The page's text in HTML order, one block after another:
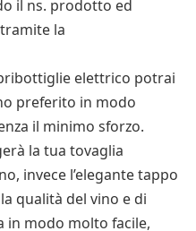
il ns. prodotto ed
la
elettrico potrai
preferito in modo
il minimo sforzo.
la tua tovaglia
invece l’elegante tappo
qualità del vino e di
in modo molto facile,